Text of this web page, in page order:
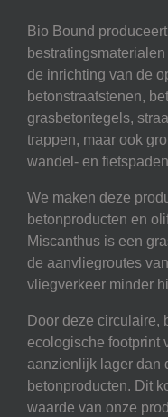
Bio Bound
de inrichting van de
betonstraatstenen,
grasbetontegels,
trappen, maar ook
wandel- en
We maken deze
betonproducten en
Miscanthus is een
de aanvliegroutes
vliegverkeer minder
Door deze circulaire,
ecologische footprint
aanzienlijk lager dan
betonproducten. Dit
waarde van onze